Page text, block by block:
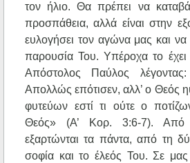
τον ήλιο. Θα πρέπει να
προσπάθεια, αλλά είναι στην
ευλογήσει τον αγώνα μας και να
παρουσία Του. Υπέροχα το έχει
Απόστολος Παύλος
Απολλώς επότισεν, αλλ’ ο Θεός
φυτεύων εστί τι ούτε ο
Θεός» (Α’ Κορ. 3:6-7). Από
εξαρτώνται τα πάντα, από τη
σοφία και το έλεός Του. Σε